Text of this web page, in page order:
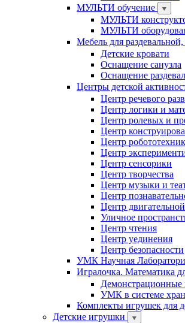
МУЛЬТИ обучение
МУЛЬТИ
МУЛЬТИ
Мебель для
Детские кровати
Оснащение санузла
Оснащение
Центры детской
Центр речевого
Центр логики и
Центр ролевых и
Центр
Центр
Центр
Центр сенсорики
Центр творчества
Центр музыки и
Центр
Центр
Уличное
Центр чтения
Центр уединения
Центр безопасности
УМК Научная
Игралочка. Математика
Демонстрационные
УМК в системе
Комплекты игрушек для
Детские игрушки